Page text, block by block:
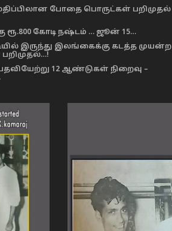
மதிப்பிலான போதை பொருட்கள் பறிமுதல்
ரூ.800 கோடி நஷ்டம் … ஜூன் 15…
இருந்து இலங்கைக்கு கடத்த முயன்ற
12 ஆண்டுகள் நிறைவு –